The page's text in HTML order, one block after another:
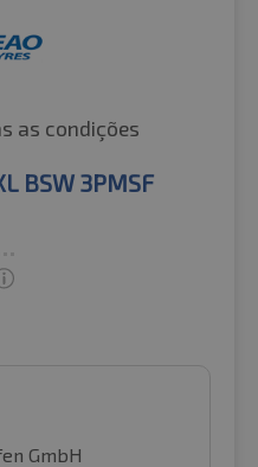
as condições
BSW 3PMSF
GmbH